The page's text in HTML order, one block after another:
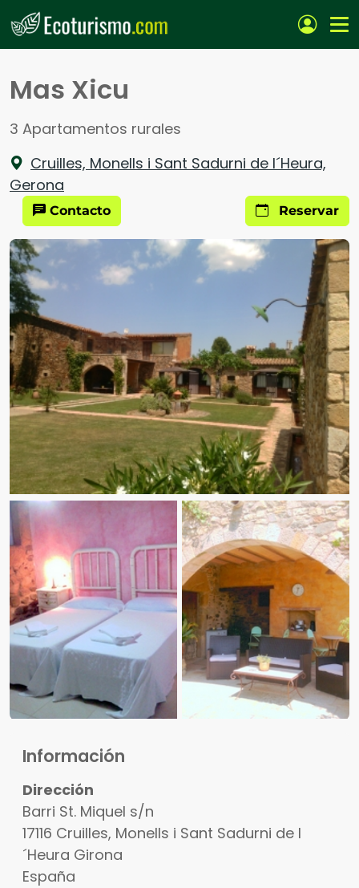
Pasar al contenido principal
Mas Xicu
3 Apartamentos rurales
Cruilles, Monells i Sant Sadurni de l´Heura,
Gerona
Contacto Reservar
Información
Dirección
Barri St. Miquel s/n
17116 Cruilles, Monells i Sant Sadurni de l
´Heura Girona
España